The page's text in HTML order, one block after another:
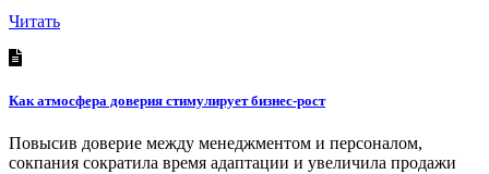
Читать
Как атмосфера доверия стимулирует бизнес-рост
Повысив доверие между менеджментом и персоналом,
сокпания сократила время адаптации и увеличила продажи